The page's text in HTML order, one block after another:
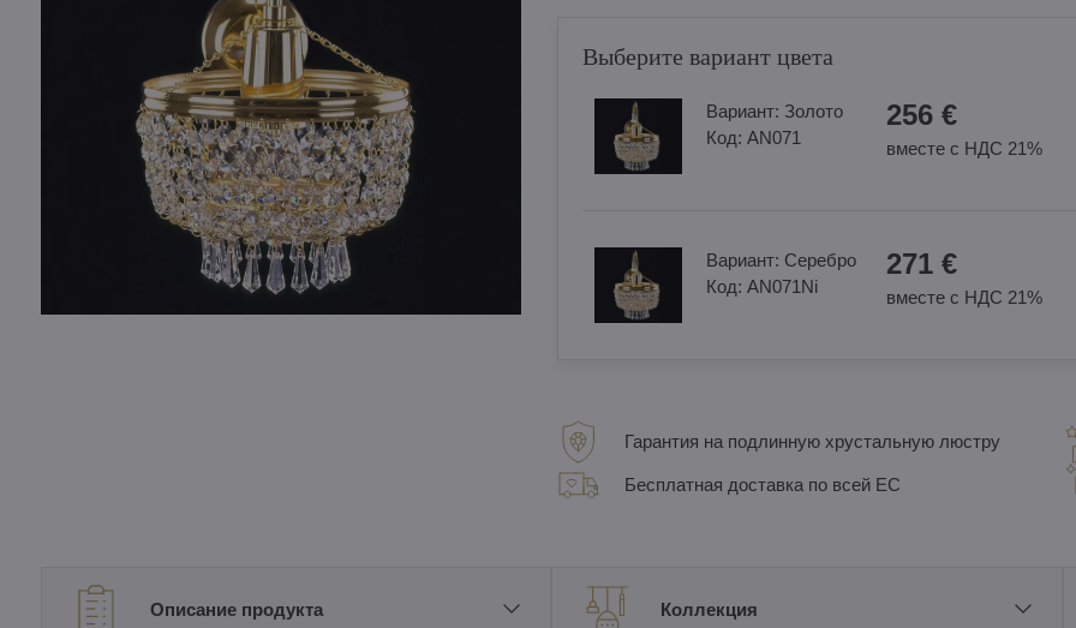
Выберите вариант цвета
Вариант: Золотo
Код: AN071
256 €
вместе с НДС 21%
Вариант: Cеребро
Код: AN071Ni
271 €
вместе с НДС 21%
Гарантия на подлинную хрустальную люстру
Бесплатная доставка по всей ЕС
Описание продукта Коллекция